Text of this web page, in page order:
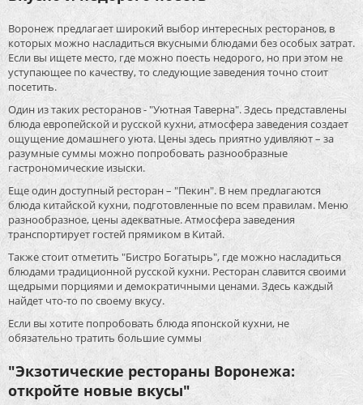
Воронеж предлагает широкий выбор интересных ресторанов, в
которых можно насладиться вкусными блюдами без особых затрат.
Если вы ищете место, где можно поесть недорого, но при этом не
уступающее по качеству, то следующие заведения точно стоит
посетить.
Один из таких ресторанов - "Уютная Таверна". Здесь представлены
блюда европейской и русской кухни, атмосфера заведения создает
ощущение домашнего уюта. Цены здесь приятно удивляют – за
разумные суммы можно попробовать разнообразные
гастрономические изыски.
Еще один доступный ресторан – "Пекин". В нем предлагаются
блюда китайской кухни, подготовленные по всем правилам. Меню
разнообразное, цены адекватные. Атмосфера заведения
транспортирует гостей прямиком в Китай.
Также стоит отметить "Бистро Богатырь", где можно насладиться
блюдами традиционной русской кухни. Ресторан славится своими
щедрыми порциями и демократичными ценами. Здесь каждый
найдет что-то по своему вкусу.
Если вы хотите попробовать блюда японской кухни, не
обязательно тратить большие суммы
"Экзотические рестораны Воронежа:
откройте новые вкусы"